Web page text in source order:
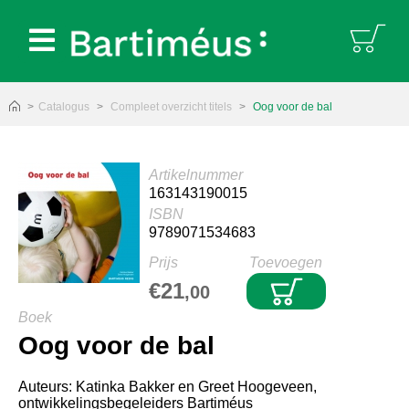
Catalogus Compleet overzicht titels Oog voor de bal
Boek
Oog voor de bal
Auteurs: Katinka Bakker en Greet Hoogeveen,
ontwikkelingsbegeleiders Bartiméus
Prijs
€21,00
Toevoegen
Artikelnummer
163143190015
ISBN
9789071534683